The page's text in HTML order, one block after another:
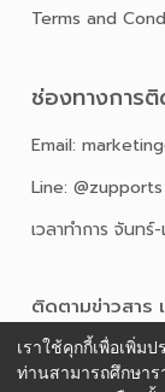
Terms and
ช่องทางการ
Email:
Line: @zupports
เวลาทำการ จันท
ติดตามข่าวสาร
เราใช้คุกกี้เพื่อเพิ่ม
ท่านสามารถศึกษาร